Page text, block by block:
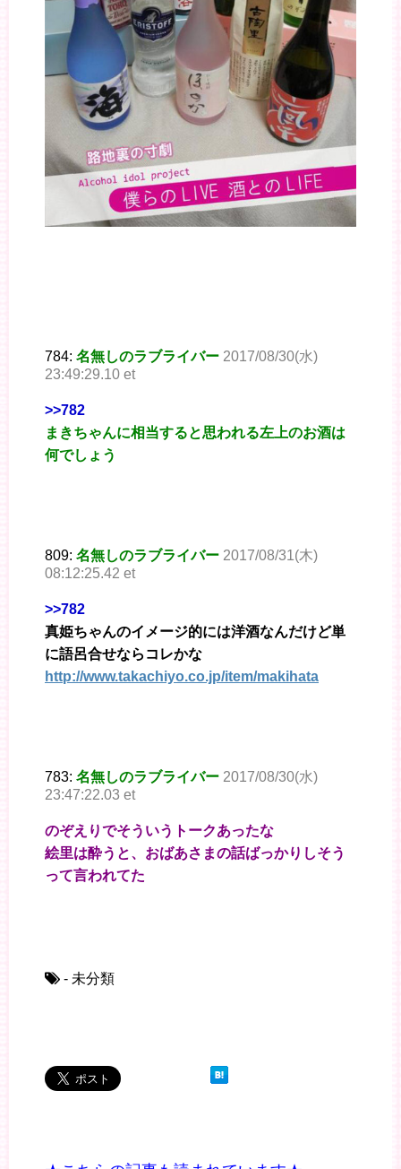
784: 名無しのラブライバー 2017/08/30(水)
23:49:29.10 et
>>782
まきちゃんに相当すると思われる左上のお酒は
何でしょう
809: 名無しのラブライバー 2017/08/31(木)
08:12:25.42 et
>>782
真姫ちゃんのイメージ的には洋酒なんだけど単
に語呂合せならコレかな
http://www.takachiyo.co.jp/item/makihata
783: 名無しのラブライバー 2017/08/30(水)
23:47:22.03 et
のぞえりでそういうトークあったな
絵里は酔うと、おばあさまの話ばっかりしそう
って言われてた
- 未分類